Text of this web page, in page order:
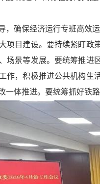
，确保经济运行专班高效
项目建设。要持续紧盯
场景等发展。要统筹推
作，积极推进公共机构
一体推进。要统筹抓好铁